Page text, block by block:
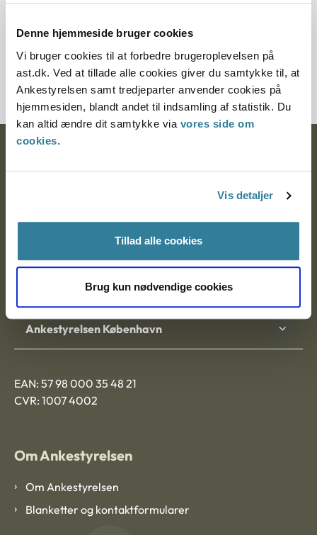
Denne hjemmeside bruger cookies
Vi bruger cookies til at forbedre brugeroplevelsen på
ast.dk. Ved at tillade alle cookies giver du samtykke til, at
Ankestyrelsen samt tredjeparter anvender cookies på
hjemmesiden, blandt andet til indsamling af statistik. Du
kan altid ændre dit samtykke via vores side om
cookies.
Vis detaljer
Tillad alle cookies
Brug kun nødvendige cookies
§ 9c § 9a § 9
Journalnummer
3800020-04
Ankestyrelsen Aalborg
Ankestyrelsen København
EAN: 57 98 000 35 48 21
CVR: 1007 4002
Om Ankestyrelsen
Om Ankestyrelsen
Blanketter og kontaktformularer